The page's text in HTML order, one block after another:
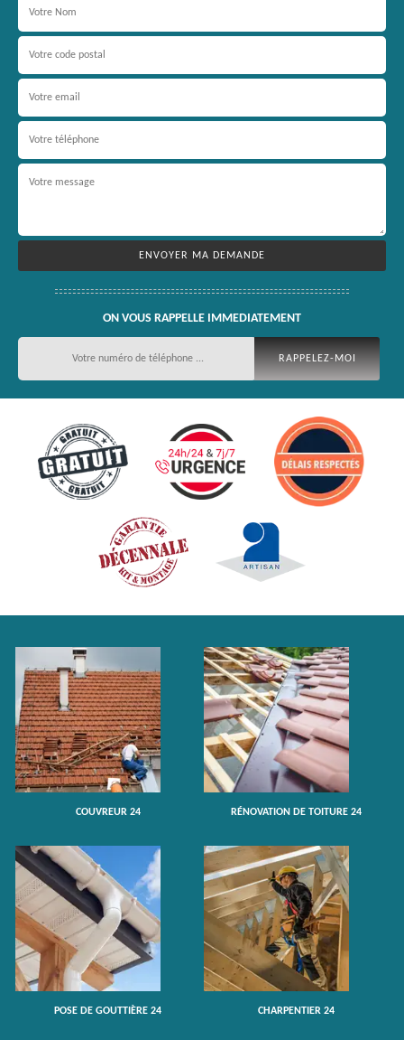
ON VOUS RAPPELLE IMMEDIATEMENT
COUVREUR 24 RÉNOVATION DE TOITURE 24
POSE DE GOUTTIÈRE 24 CHARPENTIER 24